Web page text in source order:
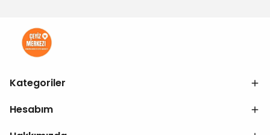
Kategoriler
Hesabım